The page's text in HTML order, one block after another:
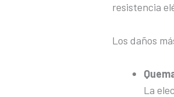
resistencia
Los daños
La